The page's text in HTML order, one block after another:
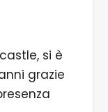
si è
grazie